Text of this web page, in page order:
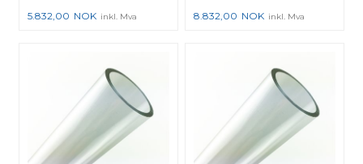
5.832,00 NOK inkl. Mva 8.832,00 NOK inkl. Mva